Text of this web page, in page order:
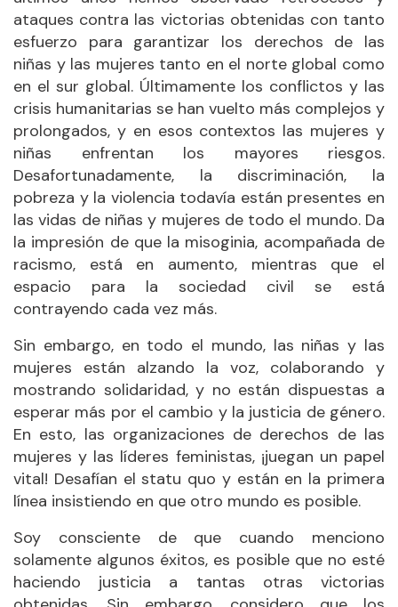
ataques contra las victorias obtenidas con tanto
esfuerzo para garantizar los derechos de las
niñas y las mujeres tanto en el norte global como
en el sur global. Últimamente los conflictos y las
crisis humanitarias se han vuelto más complejos y
prolongados, y en esos contextos las mujeres y
niñas enfrentan los mayores riesgos.
Desafortunadamente, la discriminación, la
pobreza y la violencia todavía están presentes en
las vidas de niñas y mujeres de todo el mundo. Da
la impresión de que la misoginia, acompañada de
racismo, está en aumento, mientras que el
espacio para la sociedad civil se está
contrayendo cada vez más.
Sin embargo, en todo el mundo, las niñas y las
mujeres están alzando la voz, colaborando y
mostrando solidaridad, y no están dispuestas a
esperar más por el cambio y la justicia de género.
En esto, las organizaciones de derechos de las
mujeres y las líderes feministas, ¡juegan un papel
vital! Desafían el statu quo y están en la primera
línea insistiendo en que otro mundo es posible.
Soy consciente de que cuando menciono
solamente algunos éxitos, es posible que no esté
haciendo justicia a tantas otras victorias